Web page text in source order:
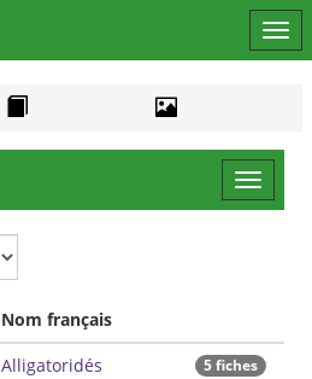
le
Toggle
Nom français
Alligatoridés 5 fiches